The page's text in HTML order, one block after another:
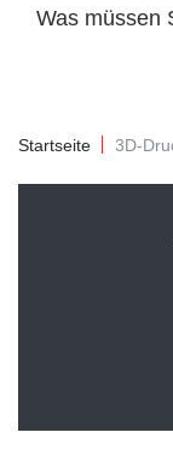
Was müssen
Startseite 3D-